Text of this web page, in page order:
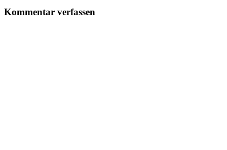
Kommentar verfassen